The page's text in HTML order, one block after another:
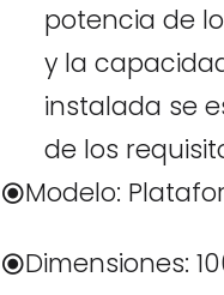
potencia de
y la
instalada se
de los
Modelo:
Dimensiones: